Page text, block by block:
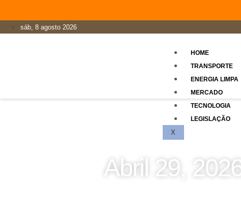
sáb, 8 agosto 2026
HOME
TRANSPORTE
ENERGIA LIMPA
MERCADO
TECNOLOGIA
LEGISLAÇÃO
X
Abril 29, 2026